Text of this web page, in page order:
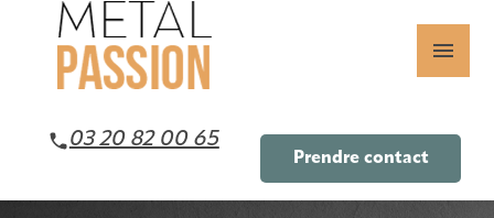
menu
03 20 82 00 65
Prendre contact
Panneau de gestion des cookies